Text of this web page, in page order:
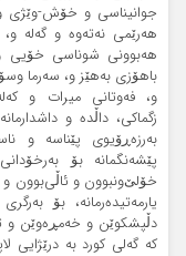
جوانیناسی و خۆش-وێژی
هەرێمی نەتەوە و گەلە
هەبوونی شوناسی خۆیی و
باهۆزی بەهێز و، سەرما
و، فەوتانی میرات و
زگماکی، داڵدە و
بەرزەڕۆیوی پێناسە و
پێشەنگمانە بۆ
خۆلێ‌ونبوون و ئاڵی‌بوون و
یارمەتیدەرمانە، بۆ
دڵپشکوێن و خەمڕەوێن و
کە گەلی کورد بە درێژایی